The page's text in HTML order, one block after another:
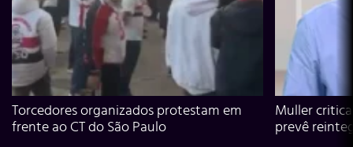
Torcedores organizados protestam em
frente ao CT do São Paulo
Muller
prevê